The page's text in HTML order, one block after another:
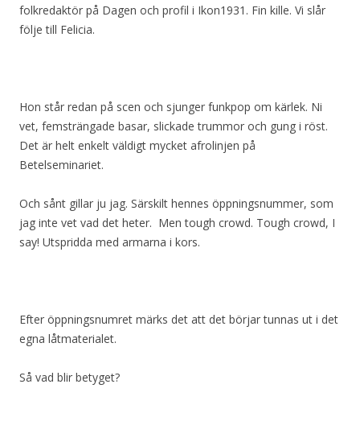
folkredaktör på Dagen och profil i Ikon1931. Fin kille. Vi slår
följe till Felicia.
Hon står redan på scen och sjunger funkpop om kärlek. Ni
vet, femsträngade basar, slickade trummor och gung i röst.
Det är helt enkelt väldigt mycket afrolinjen på
Betelseminariet.
Och sånt gillar ju jag. Särskilt hennes öppningsnummer, som
jag inte vet vad det heter. Men tough crowd. Tough crowd, I
say! Utspridda med armarna i kors.
Efter öppningsnumret märks det att det börjar tunnas ut i det
egna låtmaterialet.
Så vad blir betyget?